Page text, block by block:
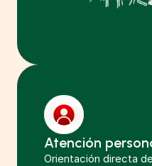
Atención
Orientación directa